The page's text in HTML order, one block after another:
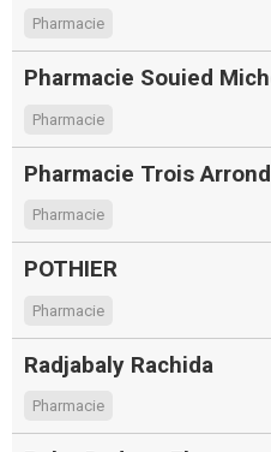
Pharmacie
Pharmacie Souied
Pharmacie
Pharmacie Trois
Pharmacie
POTHIER
Pharmacie
Radjabaly Rachida
Pharmacie